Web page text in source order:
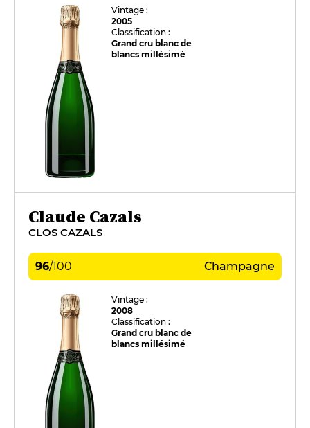
Vintage :
2005
Classification :
Grand cru blanc de
blancs millésimé
Claude Cazals
CLOS CAZALS
96/100 Champagne
Vintage :
2008
Classification :
Grand cru blanc de
blancs millésimé